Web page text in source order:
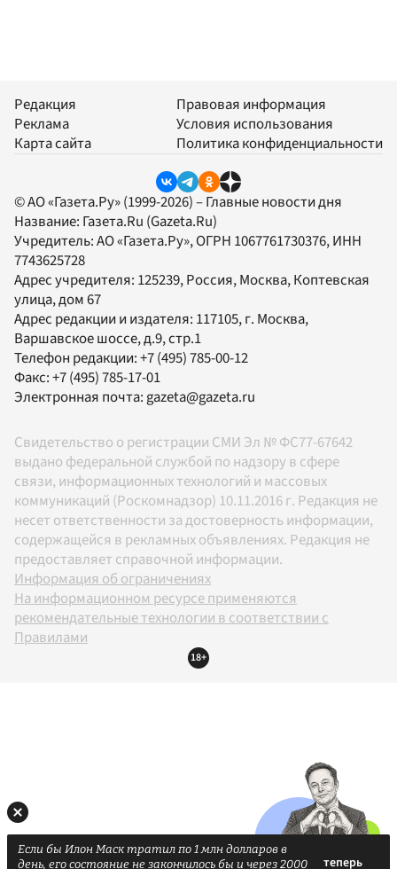
Редакция
Реклама
Карта сайта
Правовая информация
Условия использования
Политика конфиденциальности
© АО «Газета.Ру» (1999-2026) – Главные новости дня
Название: Газета.Ru (Gazeta.Ru)
Учредитель:АО «Газета.Ру», ОГРН 1067761730376, ИНН
7743625728
Адрес учредителя: 125239, Россия, Москва, Коптевская
улица, дом 67
Адрес редакции и издателя: 117105, г. Москва,
Варшавское шоссе, д.9, стр.1
Телефон редакции:+7 (495) 785-00-12
Факс:+7 (495) 785-17-01
Электронная почта: gazeta@gazeta.ru
Свидетельство о регистрации СМИ Эл № ФС77-67642
выдано федеральной службой по надзору в сфере
связи, информационных технологий и массовых
коммуникаций (Роскомнадзор) 10.11.2016 г. Редакция не
несет ответственности за достоверность информации,
содержащейся в рекламных объявлениях. Редакция не
предоставляет справочной информации.
Информация об ограничениях
На информационном ресурсе применяются
рекомендательные технологии в соответствии с
Правилами
18+
Если бы Илон Маск тратил по 1 млн долларов в
день, его состояние не закончилось бы и через 2000